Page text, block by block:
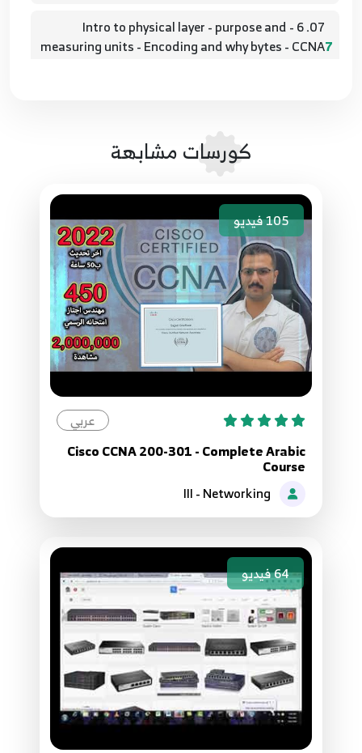
7
07. 6 - Intro to physical layer - purpose and
measuring units - Encoding and why bytes - CCNA
09. 8 - Twisted Pair cables, History, Types and
Categories - Physical Layer - CCNA Network+
10. 9 - Twisted Pair Termination and Connectors
and Tools - CCNA Network+
11. 10- The History of Crossover cables, and why
it matter - MDI MDIX Auto-MDIX - CCNA
Network+
12. 11- Design Passive cable infrastructure from
scratch - CCNA Network+
13. 12 - Fiber cables overview, Types and
14. 13 - Fiber optics SFP and passive connectors
and compare Copper to Fiber -CCNA Network+
CCNA Network+
16. 15 - Planning fiber optics infrastructure -
tips from field experience - CCNA Network+
17. 16 - Communication types - Broadcast &
Multicast & Unicast - CCNA 200-301
18. 17- Data Link Layer Introduction - basics -
CCNA Network+
كورسات مشابهة
105فيديو
عربي
Cisco CCNA 200-301 - Complete Arabic
Course
64فيديو